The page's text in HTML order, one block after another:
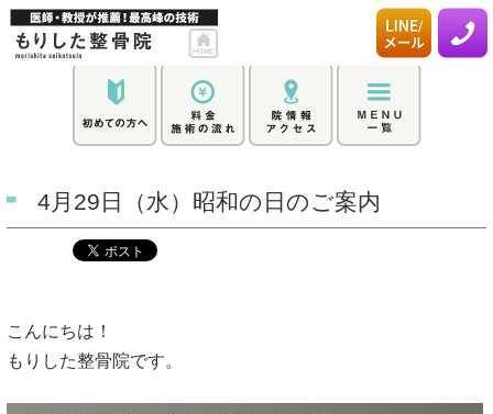
4月29日（水）昭和の日のご案内
こんにちは！
もりした整骨院です。